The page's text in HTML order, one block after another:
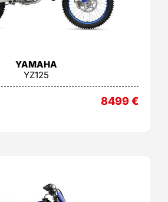
YAMAHA
YZ125
8499€